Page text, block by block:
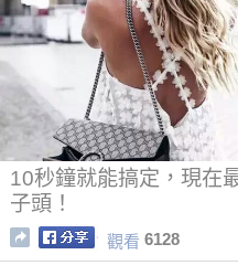
10秒鐘就能搞定，現在
子頭！
觀看 6128